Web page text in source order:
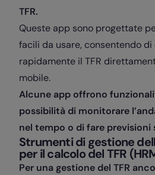
TFR.
Queste app sono progettate
facili da usare, consentendo
rapidamente il TFR
mobile.
Alcune app offrono
possibilità di monitorare
nel tempo o di fare previsioni
Strumenti di gestione
per il calcolo del TFR
Per una gestione del TFR